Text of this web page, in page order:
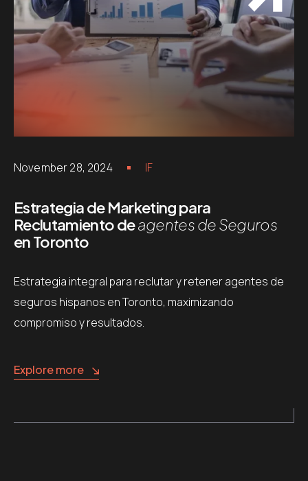
November 28, 2024 IF
Estrategia de Marketing para
Reclutamiento deagentes de Seguros
en Toronto
Estrategia integral para reclutar y retener agentes de
seguros hispanos en Toronto, maximizando
compromiso y resultados.
Explore more